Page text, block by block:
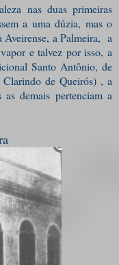
nas duas primeiras
a uma dúzia, mas o
Aveirense, a Palmeira, a
e talvez por isso, a
Santo Antônio, de
de Queirós) , a
demais pertenciam a